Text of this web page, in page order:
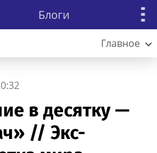
Блоги
Главное
в десятку —
// Экс-